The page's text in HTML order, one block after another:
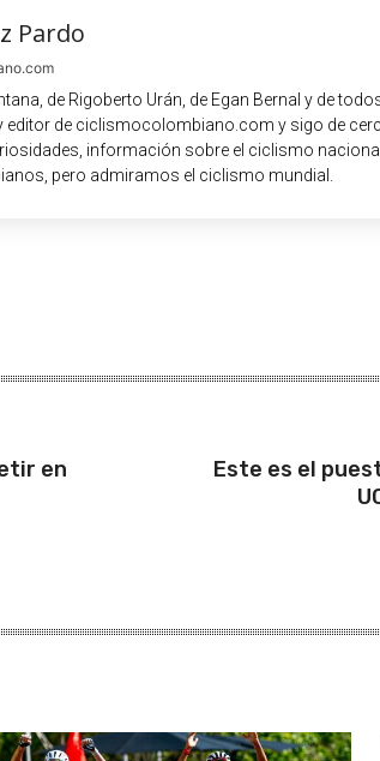
Pardo
de Rigoberto Urán, de Egan Bernal y de
editor de ciclismocolombiano.com y sigo de
información sobre el ciclismo
pero admiramos el ciclismo mundial.
en
Este es el